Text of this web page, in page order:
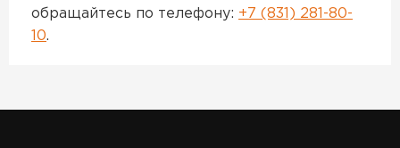
обращайтесь по телефону: +7 (831) 281-80-
10.